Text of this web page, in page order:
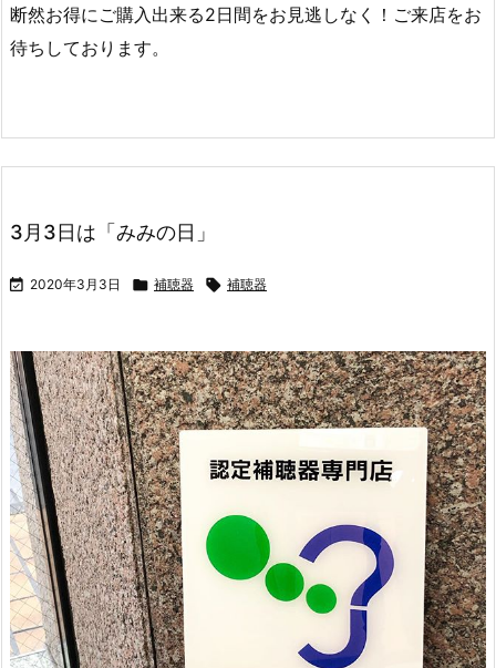
断然お得にご購入出来る2日間をお見逃しなく！ご来店をお
待ちしております。
3月3日は「みみの日」
 2020年3月3日  補聴器  補聴器